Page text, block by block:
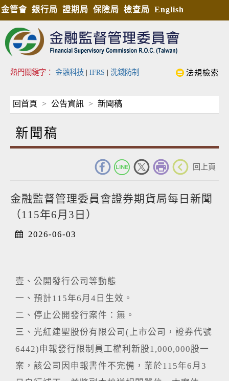
金管會 銀行局 證期局 保險局 檢查局 English
熱門關鍵字： 金融科技 | IFRS | 洗錢防制 法規檢索
回首頁 公告資訊 新聞稿
新聞稿
回上頁
金融監督管理委員會證券期貨局每日新聞
（115年6月3日）
2026-06-03
壹、公開發行公司等動態
一、預計115年6月4日生效。
二、停止公開發行案件：無。
三、光紅建聖股份有限公司(上市公司，證券代號
6442)申報發行限制員工權利新股1,000,000股一
案，該公司因申報書件不完備，業於115年6月3